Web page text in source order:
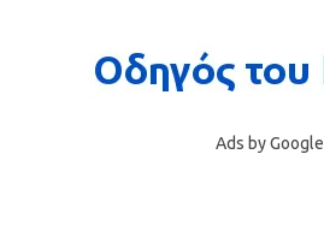
Ads by Google